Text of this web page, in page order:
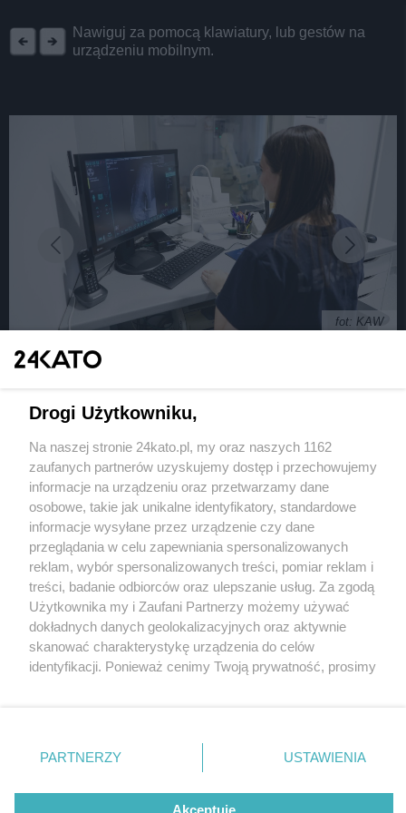
Nawiguj za pomocą klawiatury, lub gestów na
urządzeniu mobilnym.
fot: KAW
aparat do badań rentgenowskich. Pracownia RTG
1 / 4
Nowy aparat rentgenowski,
Szpital Murcki
Wydawca mediów lokalnych
Nie zapomnij
zapoznać się z:
polityką prywatności regulamin korzystania z portali
Twojemiasto
Piekary Śląskie
Chorzów
Tarnowskie Góry
Gliwice
Skontakuj sięz nami
Kontakt
Wydawca
Redakcja
Drogi Użytkowniku,
Na naszej stronie 24kato.pl, my oraz naszych 1162
zaufanych partnerów uzyskujemy dostęp i przechowujemy
informacje na urządzeniu oraz przetwarzamy dane
osobowe, takie jak unikalne identyfikatory, standardowe
informacje wysyłane przez urządzenie czy dane
przeglądania w celu zapewniania spersonalizowanych
reklam, wybór spersonalizowanych treści, pomiar reklam i
treści, badanie odbiorców oraz ulepszanie usług. Za zgodą
Użytkownika my i Zaufani Partnerzy możemy używać
dokładnych danych geolokalizacyjnych oraz aktywnie
skanować charakterystykę urządzenia do celów
identyfikacji. Ponieważ cenimy Twoją prywatność, prosimy
prywatności znajdujący się w lewym dolnym rogu strony
. Niektóre rodzaje przetwarzania danych nie wymagają
zgody użytkownika, ale masz prawo sprzeciwić się
takiemu przetwarzaniu. Preferencje będą miały
PARTNERZY USTAWIENIA
Akceptuję